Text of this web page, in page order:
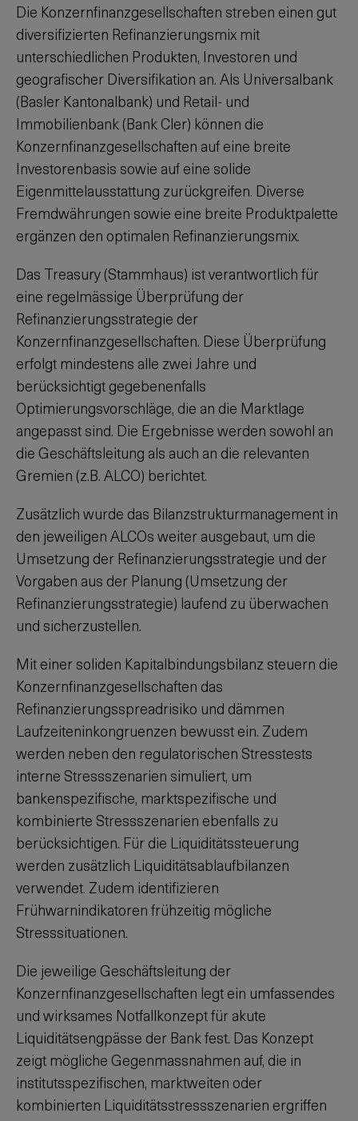
Die Konzernfinanzgesellschaften streben einen gut
diversifizierten Refinanzierungsmix mit
unterschiedlichen Produkten, Investoren und
geografischer Diversifikation an. Als Universalbank
(Basler Kantonalbank) und Retail- und
Immobilienbank (Bank Cler) können die
Konzernfinanzgesellschaften auf eine breite
Investorenbasis sowie auf eine solide
Eigenmittelausstattung zurückgreifen. Diverse
Fremdwährungen sowie eine breite Produktpalette
ergänzen den optimalen Refinanzierungsmix.
Das Treasury (Stammhaus) ist verantwortlich für
eine regelmässige Überprüfung der
Refinanzierungsstrategie der
Konzernfinanzgesellschaften. Diese Überprüfung
erfolgt mindestens alle zwei Jahre und
berücksichtigt gegebenenfalls
Optimierungsvorschläge, die an die Marktlage
angepasst sind. Die Ergebnisse werden sowohl an
die Geschäftsleitung als auch an die relevanten
Gremien (z.B. ALCO) berichtet.
Zusätzlich wurde das Bilanzstrukturmanagement in
den jeweiligen ALCOs weiter ausgebaut, um die
Umsetzung der Refinanzierungsstrategie und der
Vorgaben aus der Planung (Umsetzung der
Refinanzierungsstrategie) laufend zu überwachen
und sicherzustellen.
Mit einer soliden Kapitalbindungsbilanz steuern die
Konzernfinanzgesellschaften das
Refinanzierungsspreadrisiko und dämmen
Laufzeiteninkongruenzen bewusst ein. Zudem
werden neben den regulatorischen Stresstests
interne Stressszenarien simuliert, um
bankenspezifische, marktspezifische und
kombinierte Stressszenarien ebenfalls zu
berücksichtigen. Für die Liquiditätssteuerung
werden zusätzlich Liquiditätsablaufbilanzen
verwendet. Zudem identifizieren
Frühwarnindikatoren frühzeitig mögliche
Stresssituationen.
Die jeweilige Geschäftsleitung der
Konzernfinanzgesellschaften legt ein umfassendes
und wirksames Notfallkonzept für akute
Liquiditätsengpässe der Bank fest. Das Konzept
zeigt mögliche Gegenmassnahmen auf, die in
institutsspezifischen, marktweiten oder
kombinierten Liquiditätsstressszenarien ergriffen